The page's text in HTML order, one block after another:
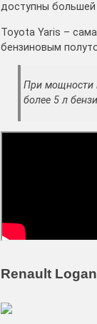
доступны большей
Toyota Yaris –
бензиновым
При мощности
более 5 л
Renault Logan